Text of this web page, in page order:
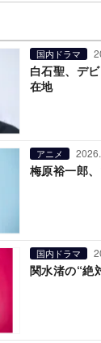
国内ドラマ
白石聖、デ
在地
アニメ
梅原裕一郎
国内ドラマ
関水渚の“絶